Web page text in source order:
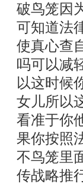
破鸟笼因
可知道法
使真心查
吗可以减
以这时候
女儿所以
看准于你
果你按照
不鸟笼里
传战略推